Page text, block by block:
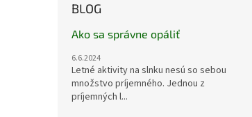
BLOG
Ako sa správne opáliť
6.6.2024
Letné aktivity na slnku nesú so sebou
množstvo príjemného. Jednou z
príjemných l...